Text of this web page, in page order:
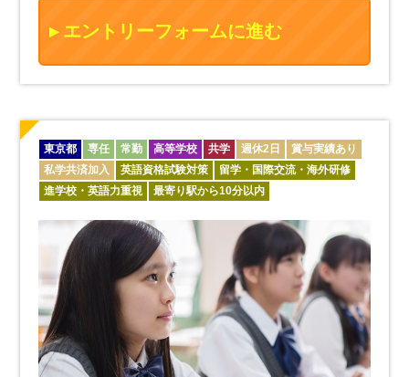
エントリーフォームに進む
東京都 専任 常勤 高等学校 共学 週休2日
賞与実績あり
私学共済加入
英語資格試験対策
留学・国際交流・海外研修
進学校・英語力重視
最寄り駅から10分以内